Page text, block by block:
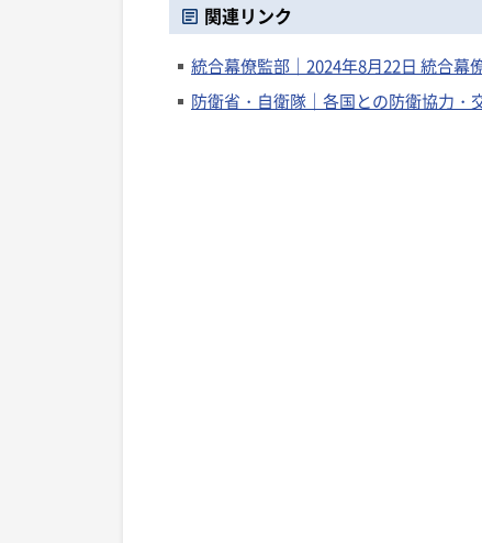
関連リンク
統合幕僚監部｜2024年8月22日 統合幕
防衛省・自衛隊｜各国との防衛協力・